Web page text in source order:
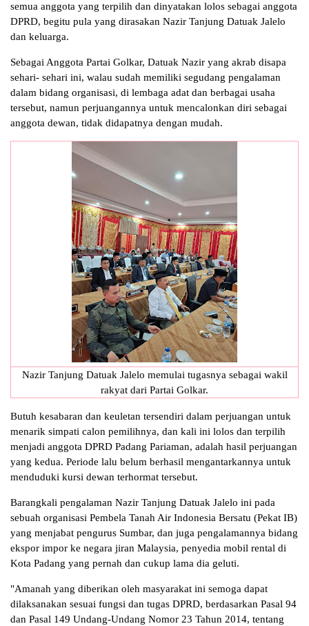
semua anggota yang terpilih dan dinyatakan lolos sebagai anggota
DPRD, begitu pula yang dirasakan Nazir Tanjung Datuak Jalelo
dan keluarga.
Sebagai Anggota Partai Golkar, Datuak Nazir yang akrab disapa
sehari- sehari ini, walau sudah memiliki segudang pengalaman
dalam bidang organisasi, di lembaga adat dan berbagai usaha
tersebut, namun perjuangannya untuk mencalonkan diri sebagai
anggota dewan, tidak didapatnya dengan mudah.
Nazir Tanjung Datuak Jalelo memulai tugasnya sebagai wakil
rakyat dari Partai Golkar.
Butuh kesabaran dan keuletan tersendiri dalam perjuangan untuk
menarik simpati calon pemilihnya, dan kali ini lolos dan terpilih
menjadi anggota DPRD Padang Pariaman, adalah hasil perjuangan
yang kedua. Periode lalu belum berhasil mengantarkannya untuk
menduduki kursi dewan terhormat tersebut.
Barangkali pengalaman Nazir Tanjung Datuak Jalelo ini pada
sebuah organisasi Pembela Tanah Air Indonesia Bersatu (Pekat IB)
yang menjabat pengurus Sumbar, dan juga pengalamannya bidang
ekspor impor ke negara jiran Malaysia, penyedia mobil rental di
Kota Padang yang pernah dan cukup lama dia geluti.
"Amanah yang diberikan oleh masyarakat ini semoga dapat
dilaksanakan sesuai fungsi dan tugas DPRD, berdasarkan Pasal 94
dan Pasal 149 Undang-Undang Nomor 23 Tahun 2014, tentang